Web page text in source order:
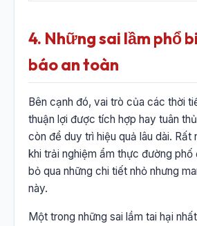
4. Những sai lầm phổ
báo an toàn
Bên cạnh đó, vai trò của các thời
thuận lợi được tích hợp hay tuân
còn để duy trì hiệu quả lâu dài. Rất
khi trải nghiệm ẩm thực đường
bỏ qua những chi tiết nhỏ nhưng
này.
Một trong những sai lầm tai hại